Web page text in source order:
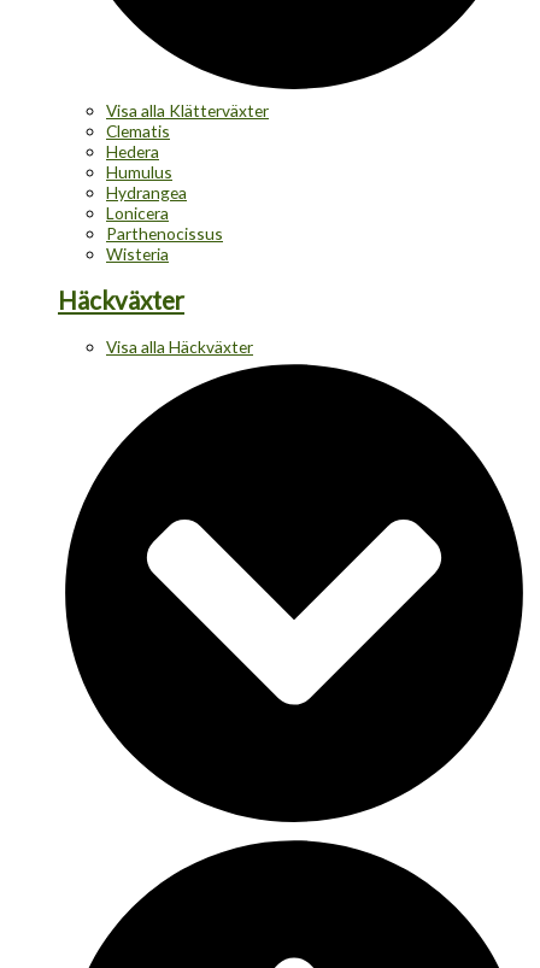
Visa alla Klätterväxter
Clematis
Hedera
Humulus
Hydrangea
Lonicera
Parthenocissus
Wisteria
Häckväxter
Visa alla Häckväxter